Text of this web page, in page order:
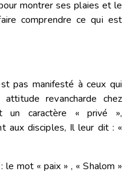
montrer ses plaies et le
comprendre ce qui est
pas manifesté à ceux qui
attitude revancharde chez
un caractère « privé »,
aux disciples, Il leur dit : «
mot « paix » , « Shalom »